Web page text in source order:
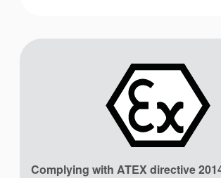
Complying with ATEX directive